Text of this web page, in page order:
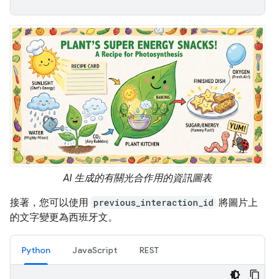
AI 生成的有關光合作用的資訊圖表
接著，您可以使用 previous_interaction_id 將圖片上
的文字變更為西班牙文。
Python JavaScript REST